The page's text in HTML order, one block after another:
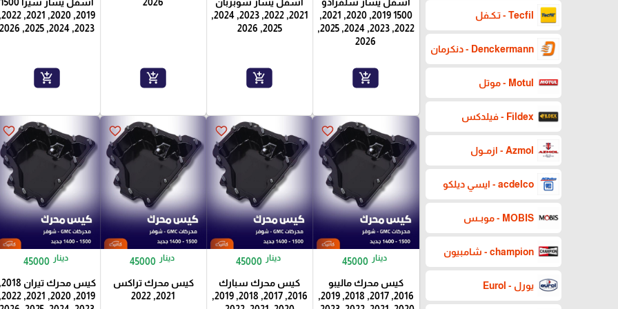
Tecfil - تـكـفل
Denckermann - دنكرمان
Motul - موتل
Fildex - فيلدكس
Azmol - ازمــول
acdelco - ايسي ديلكو
MOBIS - موبــس
champion - شامبيون
يورل - Eurol
اسفل يسار سلفرادو
1500 2019, 2020, 2021,
2022, 2023, 2024, 2025,
2026
add_shopping_cart
اسفل يسار سوبربان
2021, 2022, 2023, 2024,
2025, 2026
add_shopping_cart
add_shopping_cart
اسفل يسار سيرا 1500
2019, 2020, 2021, 2022,
2023, 2024, 2025, 2026
add_shopping_cart
favorite_border
45000 دينار
كيس محرك ماليبو
2016, 2017, 2018, 2019,
favorite_border
45000 دينار
كيس محرك سبارك
2016, 2017, 2018, 2019,
favorite_border
45000 دينار
كيس محرك تراكس
2021, 2022
favorite_border
45000 دينار
كيس محرك تيران 2018,
2019, 2020, 2021, 2022,